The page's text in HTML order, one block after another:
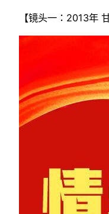
【镜头一：2013年 甘